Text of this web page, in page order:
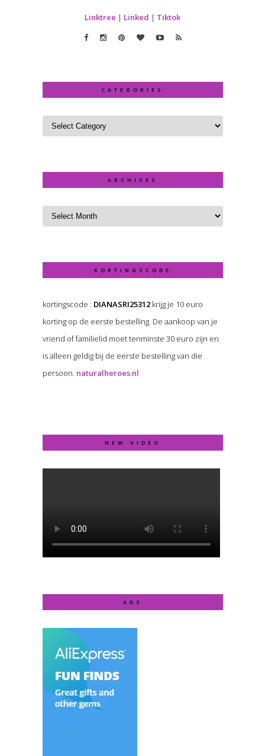
Linktree | Linked | Tiktok
CATEGORIES
ARCHIVES
KORTINGSCODE
kortingscode : DIANASRI25312krijg je 10 euro
korting op de eerste bestelling. De aankoop van je
vriend of familielid moet tenminste 30 euro zijn en
is alleen geldig bij de eerste bestelling van die
persoon. naturalheroes.nl
NEW VIDEO
ADS